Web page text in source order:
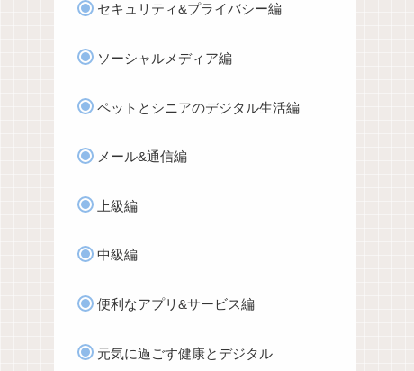
セキュリティ&プライバシー編
ソーシャルメディア編
ペットとシニアのデジタル生活編
メール&通信編
上級編
中級編
便利なアプリ&サービス編
元気に過ごす健康とデジタル